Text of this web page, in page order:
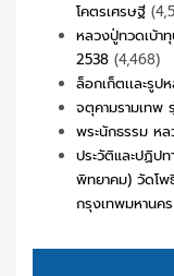
โคตรเศรษฐี
หลวงปู่ทวดเบ้า
2538 (4,468)
ล็อกเก็ตเเละรู
จตุคามรามเท
พระนักธรรม ห
ประวัติและปฏิป
พิทยาคม) วัดโ
กรุงเทพมหานคร